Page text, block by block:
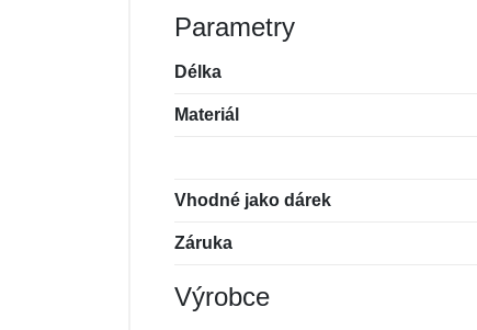
Parametry
Délka
Materiál
Vhodné jako dárek
Záruka
Výrobce